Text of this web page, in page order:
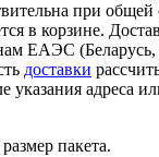
при общей
в корзине.
ЕАЭС
доставки
указания адреса
пакета.